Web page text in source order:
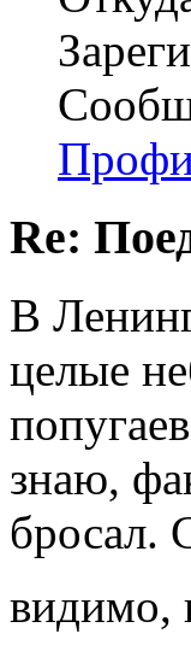
Re:
В
целые
знаю,
бросал.
видимо,